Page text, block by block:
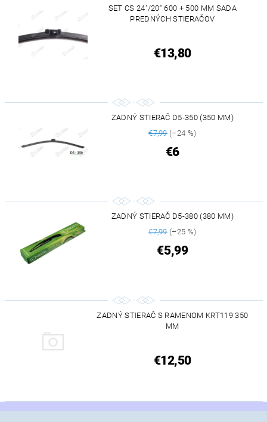
SET CS 24"/20" 600 + 500 MM SADA
PREDNÝCH STIERAČOV
€13,80
ZADNÝ STIERAČ D5-350 (350 MM)
€7,99(–24 %)
€6
ZADNÝ STIERAČ D5-380 (380 MM)
€7,99(–25 %)
€5,99
ZADNÝ STIERAČ S RAMENOM KRT119 350
MM
€12,50